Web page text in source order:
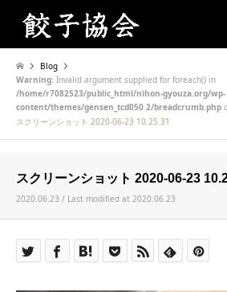
Blog
Warning: Invalid argument supplied for foreach() in
/home/r7082523/public_html/nihon-gyouza.org/wp-
content/themes/gensen_tcd050 2/breadcrumb.php
スクリーンショット 2020-06-23 10.25.31
スクリーンショット 2020-06-23
2020.06.23 / Last modified at 2020.06.23